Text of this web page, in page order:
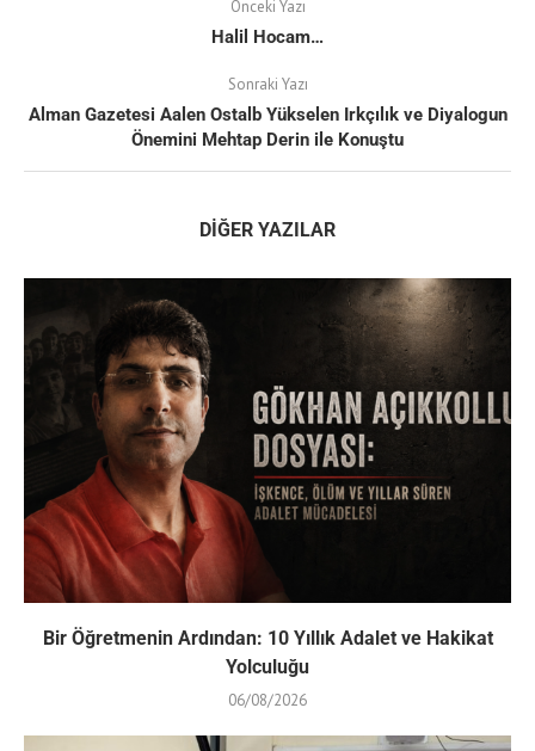
Önceki Yazı
Halil Hocam…
Sonraki Yazı
Alman Gazetesi Aalen Ostalb Yükselen Irkçılık ve Diyalogun
Önemini Mehtap Derin ile Konuştu
DIĞER YAZILAR
Bir Öğretmenin Ardından: 10 Yıllık Adalet ve Hakikat
Yolculuğu
06/08/2026